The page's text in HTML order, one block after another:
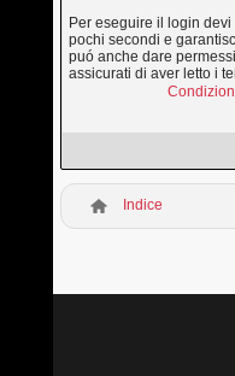
Per eseguire il login
pochi secondi e
puó anche dare
assicurati di aver letto i
Indice